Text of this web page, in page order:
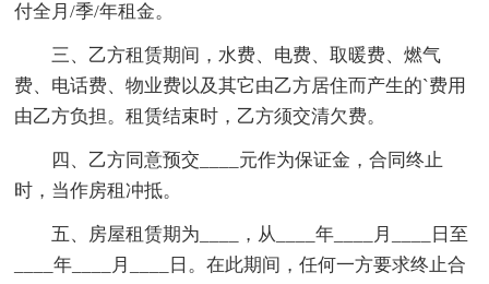
付全月/季/年租金。
三、乙方租赁期间，水费、电费、取暖费、燃气
费、电话费、物业费以及其它由乙方居住而产生的`费用
由乙方负担。租赁结束时，乙方须交清欠费。
四、乙方同意预交____元作为保证金，合同终止
时，当作房租冲抵。
五、房屋租赁期为____，从____年____月____日至
____年____月____日。在此期间，任何一方要求终止合